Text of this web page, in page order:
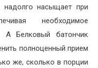
надолго насыщает при
необходимое
А Белковый батончик
полноценный прием
же, сколько в порции